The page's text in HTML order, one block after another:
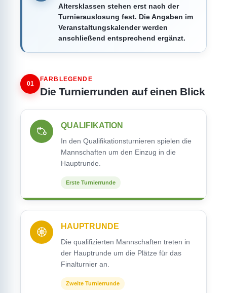
Altersklassen stehen erst nach der
Turnierauslosung fest. Die Angaben im
Veranstaltungskalender werden
anschließend entsprechend ergänzt.
01
FARBLEGENDE
Die Turnierrunden auf einen Blick
QUALIFIKATION
In den Qualifikationsturnieren spielen die
Mannschaften um den Einzug in die
Hauptrunde.
Erste Turnierrunde
HAUPTRUNDE
Die qualifizierten Mannschaften treten in
der Hauptrunde um die Plätze für das
Finalturnier an.
Zweite Turnierrunde